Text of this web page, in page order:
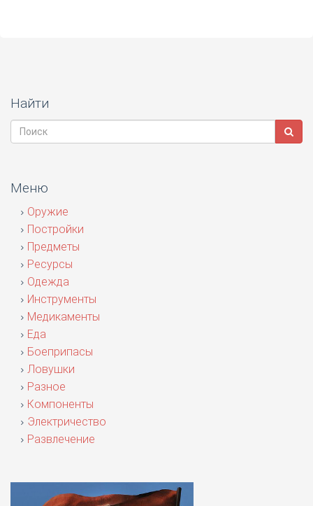
Найти
Меню
Оружие
Постройки
Предметы
Ресурсы
Одежда
Инструменты
Медикаменты
Еда
Боеприпасы
Ловушки
Разное
Компоненты
Электричество
Развлечение